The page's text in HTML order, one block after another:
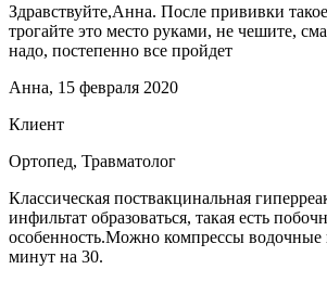
Здравствуйте,Анна. После прививки
трогайте это место руками, не чешите,
надо, постепенно все пройдет
Анна, 15 февраля 2020
Клиент
Ортопед, Травматолог
Классическая поствакцинальная
инфильтат образоваться, такая есть
особенность.Можно компрессы водочные
минут на 30.